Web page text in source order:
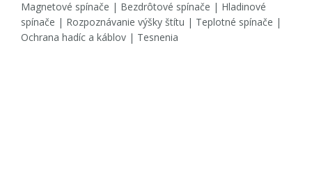
Magnetové spínače | Bezdrôtové spínače | Hladinové
spínače | Rozpoznávanie výšky štítu | Teplotné spínače |
Ochrana hadíc a káblov | Tesnenia